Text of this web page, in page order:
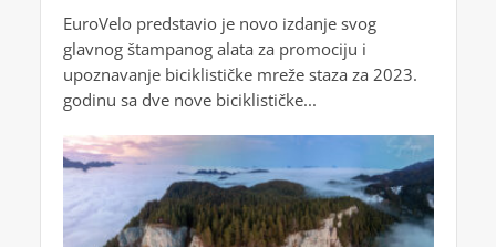
EuroVelo predstavio je novo izdanje svog
glavnog štampanog alata za promociju i
upoznavanje biciklističke mreže staza za 2023.
godinu sa dve nove biciklističke...